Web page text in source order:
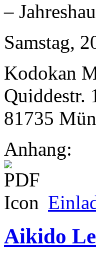
–
Samstag,
Kodokan
Quiddestr.
81735
Anhang:
Aikido